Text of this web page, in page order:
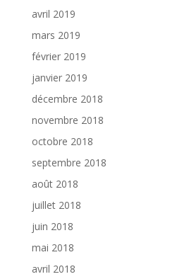
avril 2019
mars 2019
février 2019
janvier 2019
décembre 2018
novembre 2018
octobre 2018
septembre 2018
août 2018
juillet 2018
juin 2018
mai 2018
avril 2018